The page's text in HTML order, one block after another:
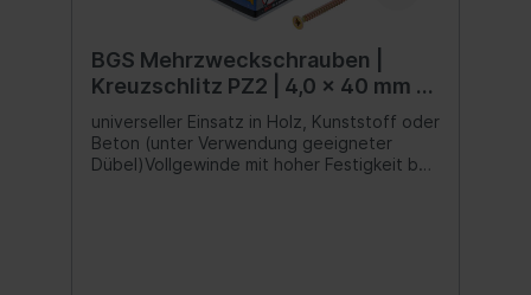
BGS Mehrzweckschrauben |
Kreuzschlitz PZ2 | 4,0 x 40 mm |
150 Stück
universeller Einsatz in Holz, Kunststoff oder
Beton (unter Verwendung geeigneter
Dübel)Vollgewinde mit hoher Festigkeit bei